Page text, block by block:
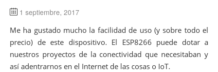
1 septiembre, 2017
Me ha gustado mucho la facilidad de uso (y sobre todo el
precio) de este dispositivo. El ESP8266 puede dotar a
nuestros proyectos de la conectividad que necesitaban y
así adentrarnos en el Internet de las cosas o IoT.